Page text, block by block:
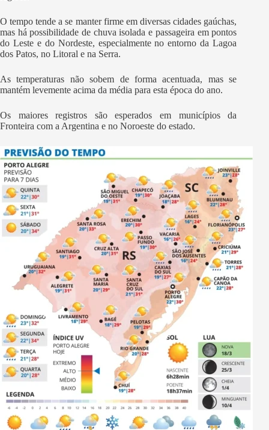
O tempo tende a se manter firme em diversas cidades gaúchas,
mas há possibilidade de chuva isolada e passageira em pontos
do Leste e do Nordeste, especialmente no entorno da Lagoa
dos Patos, no Litoral e na Serra.
As temperaturas não sobem de forma acentuada, mas se
mantém levemente acima da média para esta época do ano.
Os maiores registros são esperados em municípios da
Fronteira com a Argentina e no Noroeste do estado.